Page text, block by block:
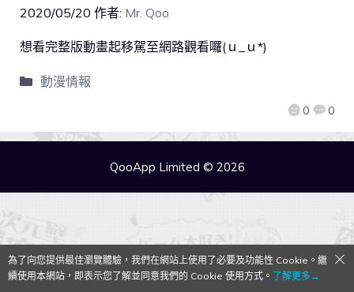
2020/05/20 作者: Mr. Qoo
0 0
想看完整版動畫起移駕至網路觀看囉(ｕ_ｕ*)
動漫情報
QooApp Limited © 2026
為了向您提供最佳瀏覽體驗，我們在網站上使用了必要及功能性 Cookie。繼
續使用本網站，即表示您了解並同意我們的 Cookie 使用方式。 了解更多→